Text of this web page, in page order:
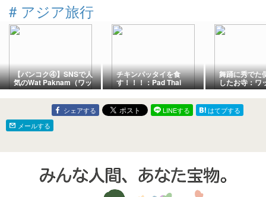
# アジア旅行
【バンコク④】SNSで人
気のWat Paknam（ワッ
トパクナム） 大仏撮影
スポットのカフェ
チキンパッタイを食
す！！！：Pad Thai
&#38; Tom Yum 2
舞踊に秀でた
したお寺：ワ
ニワート
シェアする LINEする
はてブする
メールする